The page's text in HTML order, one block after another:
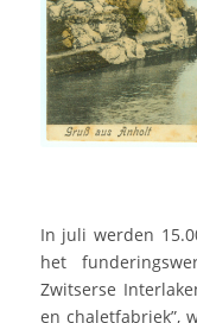
In juli werden
het
Zwitserse
en chaletfabriek”,